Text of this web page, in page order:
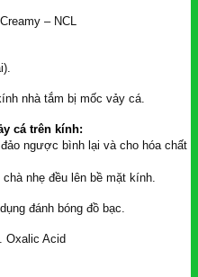
– NCL
nhà tắm bị mốc vảy cá.
cá trên kính:
ngược bình lại và cho hóa chất
nhẹ đều lên bề mặt kính.
đánh bóng đồ bạc.
Oxalic Acid